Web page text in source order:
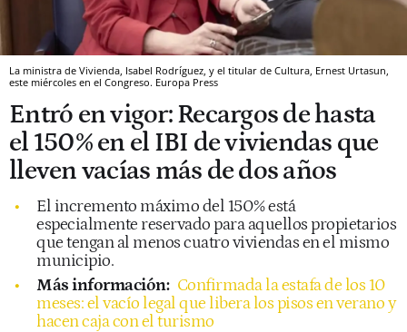
La ministra de Vivienda, Isabel Rodríguez, y el titular de Cultura, Ernest Urtasun,
este miércoles en el Congreso. Europa Press
Entró en vigor: Recargos de hasta
el 150% en el IBI de viviendas que
lleven vacías más de dos años
El incremento máximo del 150% está
especialmente reservado para aquellos propietarios
que tengan al menos cuatro viviendas en el mismo
municipio.
Más información: Confirmada la estafa de los 10
meses: el vacío legal que libera los pisos en verano y
hacen caja con el turismo